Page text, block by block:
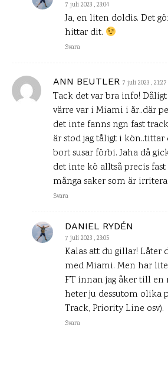
7 juli 2023 , 23:04
Ja, en liten doldis. Det
hittar dit.
Svara
ANN BEUTLER 7 juli 2023 , 21:27
Tack det var bra info!
värre var i Miami i år..där
det inte fanns ngn fast
är stod jag tåligt i kön..tittar
bort susar förbi. Jaha då
det inte kö alltså precis
många saker som är
Svara
DANIEL RYDÉN
7 juli 2023 , 23:05
Kalas att du gillar!
med Miami. Men har
FT innan jag åker till en
heter ju dessutom olika
Track, Priority Line osv).
Svara